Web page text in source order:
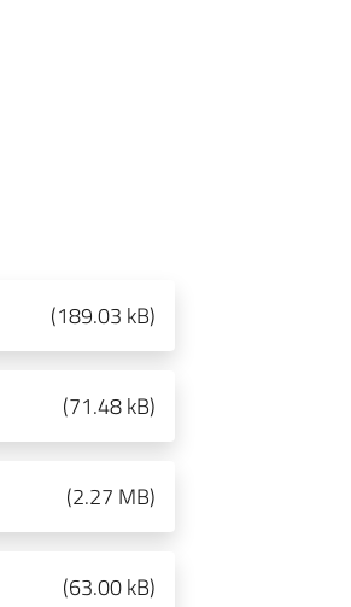
(189.03 kB)
(71.48 kB)
(2.27 MB)
(63.00 kB)